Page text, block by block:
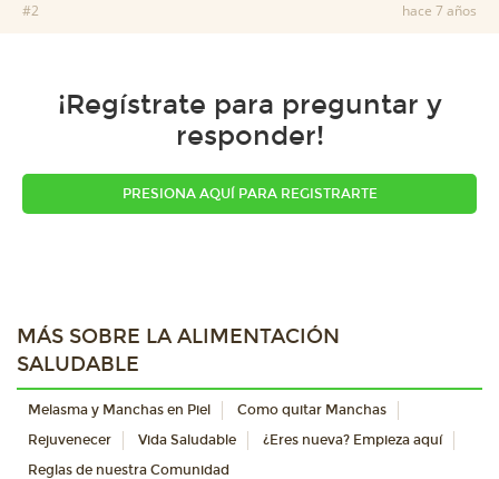
#2 hace 7 años
¡Regístrate para preguntar y
responder!
PRESIONA AQUÍ PARA REGISTRARTE
MÁS SOBRE LA ALIMENTACIÓN
SALUDABLE
Melasma y Manchas en Piel
Como quitar Manchas
Rejuvenecer
Vida Saludable
¿Eres nueva? Empieza aquí
Reglas de nuestra Comunidad